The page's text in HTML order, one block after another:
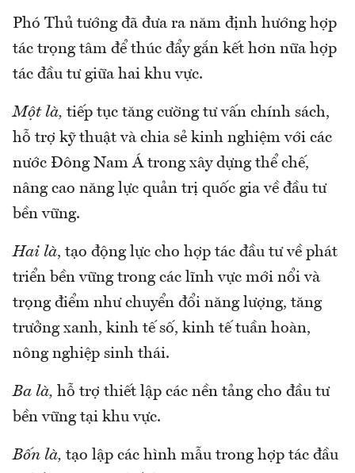
Phó Thủ tướng đã đưa ra năm định hướng hợp
tác trọng tâm để thúc đẩy gắn kết hơn nữa hợp
tác đầu tư giữa hai khu vực.
Một là, tiếp tục tăng cường tư vấn chính sách,
hỗ trợ kỹ thuật và chia sẻ kinh nghiệm với các
nước Đông Nam Á trong xây dựng thể chế,
nâng cao năng lực quản trị quốc gia về đầu tư
bền vững.
Hai là, tạo động lực cho hợp tác đầu tư về phát
triển bền vững trong các lĩnh vực mới nổi và
trọng điểm như chuyển đổi năng lượng, tăng
trưởng xanh, kinh tế số, kinh tế tuần hoàn,
nông nghiệp sinh thái.
Ba là, hỗ trợ thiết lập các nền tảng cho đầu tư
bền vững tại khu vực.
Bốn là, tạo lập các hình mẫu trong hợp tác đầu